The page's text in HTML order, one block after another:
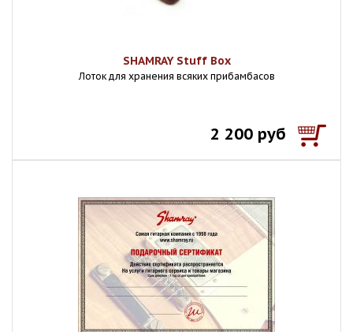
SHAMRAY Stuff Box
Лоток для хранения всяких прибамбасов
2 200 руб